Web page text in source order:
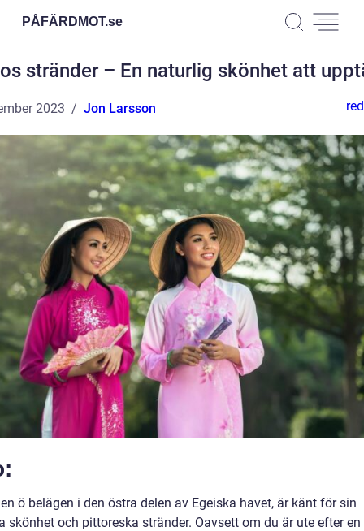
PÅFÄRDMOT.se
stränder – En naturlig skönhet att
2023 Jon Larsson
ö belägen i den östra delen av Egeiska havet, är känt för sin
skönhet och pittoreska stränder. Oavsett om du är ute efter en